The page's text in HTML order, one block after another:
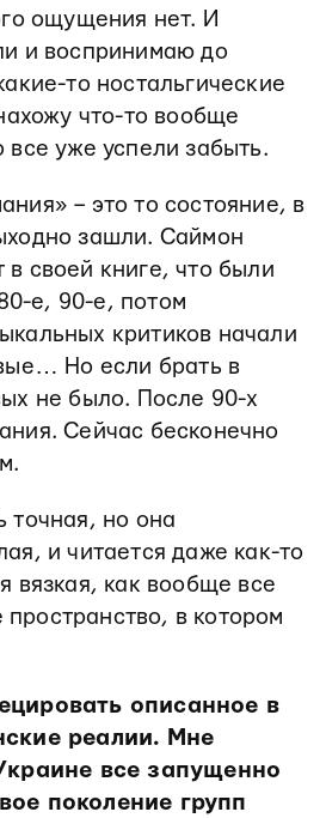
ощущения нет. И
и воспринимаю до
то ностальгические
что-то вообще
все уже успели забыть.
– это то состояние, в
зашли. Саймон
своей книге, что были
е, 90-е, потом
критиков начали
Но если брать в
не было. После 90-х
Сейчас бесконечно
точная, но она
и читается даже как-то
вязкая, как вообще все
в котором
описанное в
реалии. Мне
все запущенно
поколение групп